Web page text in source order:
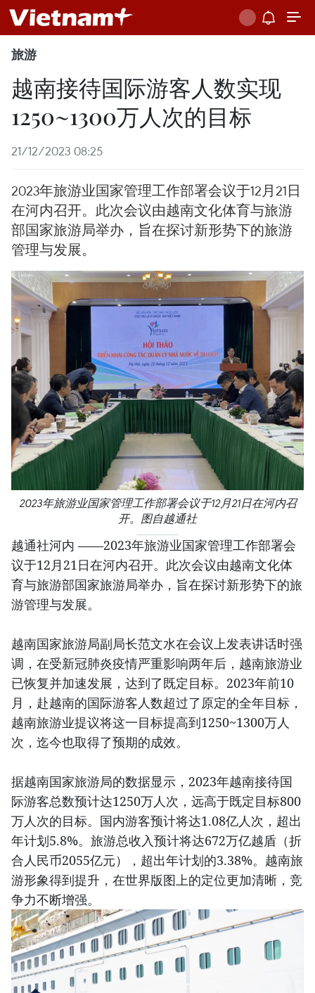
旅游
越南接待国际游客人数实现
1250~1300万人次的目标
21/12/2023 08:25
2023年旅游业国家管理工作部署会议于12月21日
在河内召开。此次会议由越南文化体育与旅游
部国家旅游局举办，旨在探讨新形势下的旅游
管理与发展。
2023年旅游业国家管理工作部署会议于12月21日在河内召
开。图自越通社
越通社河内 ——2023年旅游业国家管理工作部署会
议于12月21日在河内召开。此次会议由越南文化体
育与旅游部国家旅游局举办，旨在探讨新形势下的旅
游管理与发展。
越南国家旅游局副局长范文水在会议上发表讲话时强
调，在受新冠肺炎疫情严重影响两年后，越南旅游业
已恢复并加速发展，达到了既定目标。2023年前10
月，赴越南的国际游客人数超过了原定的全年目标，
越南旅游业提议将这一目标提高到1250~1300万人
次，迄今也取得了预期的成效。
据越南国家旅游局的数据显示，2023年越南接待国
际游客总数预计达1250万人次，远高于既定目标800
万人次的目标。国内游客预计将达1.08亿人次，超出
年计划5.8%。旅游总收入预计将达672万亿越盾（折
合人民币2055亿元），超出年计划的3.38%。越南旅
游形象得到提升，在世界版图上的定位更加清晰，竞
争力不断增强。